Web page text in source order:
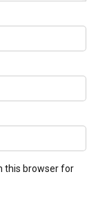
this browser for